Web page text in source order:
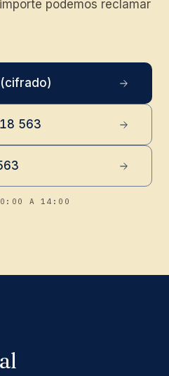
podemos reclamar
563
A 14:00